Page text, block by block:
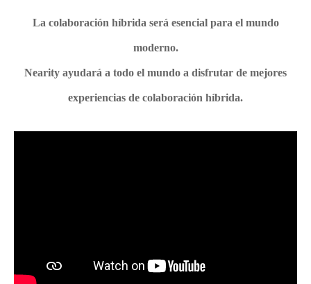
La colaboración híbrida será esencial para el mundo
moderno.
Nearity ayudará a todo el mundo a disfrutar de mejores
experiencias de colaboración híbrida.